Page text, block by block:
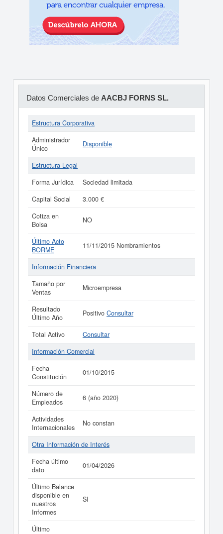
Datos Comerciales de AACBJ FORNS SL.
Estructura Corporativa
Administrador
Único
Disponible
Estructura Legal
Forma Jurídica
Sociedad limitada
Capital Social
3.000 €
Cotiza en
Bolsa
NO
Último Acto
BORME
11/11/2015 Nombramientos
Información Financiera
Tamaño por
Ventas
Microempresa
Resultado
Último Año
Positivo Consultar
Total Activo
Consultar
Información Comercial
Fecha
Constitución
01/10/2015
Número de
Empleados
6 (año 2020)
Actividades
Internacionales
No constan
Otra Información de Interés
Fecha último
dato
01/04/2026
Último Balance
disponible en
nuestros
Informes
SI
Último